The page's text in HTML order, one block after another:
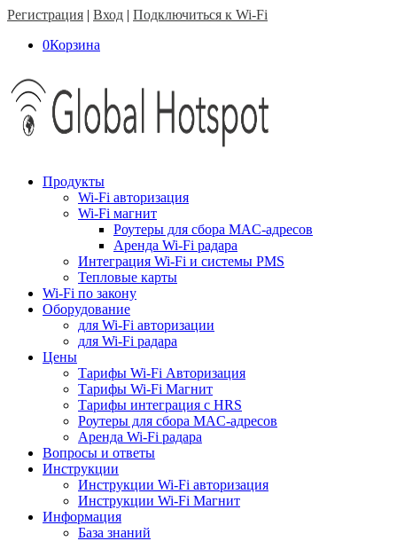
Регистрация | Вход | Подключиться к Wi-Fi
0Корзина
Продукты
Wi-Fi авторизация
Wi-Fi магнит
Роутеры для сбора MAC-адресов
Аренда Wi-Fi радара
Интеграция Wi-Fi и системы PMS
Тепловые карты
Wi-Fi по закону
Оборудование
для Wi-Fi авторизации
для Wi-Fi радара
Цены
Тарифы Wi-Fi Авторизация
Тарифы Wi-Fi Магнит
Тарифы интеграция с HRS
Роутеры для сбора MAC-адресов
Аренда Wi-Fi радара
Вопросы и ответы
Инструкции
Инструкции Wi-Fi авторизация
Инструкции Wi-Fi Магнит
Информация
База знаний